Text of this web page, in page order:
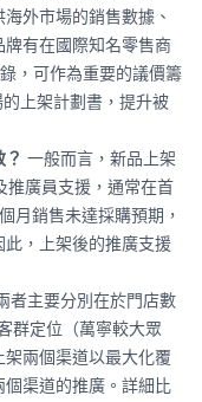
外市場的銷售數據、
有在國際知名零售商
，可作為重要的議價籌
上架計劃書，提升被
一般而言，新品上架
推廣員支援，通常在首
月銷售未達採購預期，
，上架後的推廣支援
者主要分別在於門店數
群定位（萬寧較大眾
兩個渠道以最大化覆
渠道的推廣。詳細比